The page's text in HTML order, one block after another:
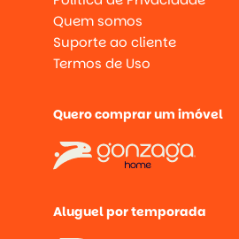
Quem somos
Suporte ao cliente
Termos de Uso
Quero comprar um imóvel
Aluguel por temporada